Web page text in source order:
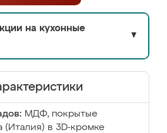
на кухонные
▼
МДФ, покрытые
(Италия) в 3D-кромке